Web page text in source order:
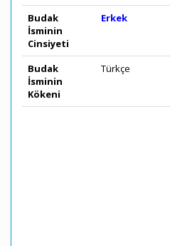
Budak
İsminin
Cinsiyeti
Erkek
Budak
İsminin
Kökeni
Türkçe